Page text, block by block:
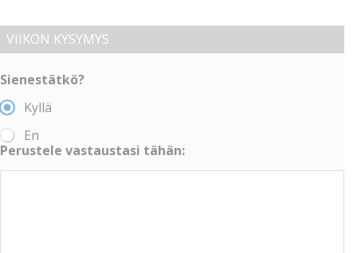
VIIKON KYSYMYS
Sienestätkö?
Kyllä
En
Perustele vastaustasi tähän: